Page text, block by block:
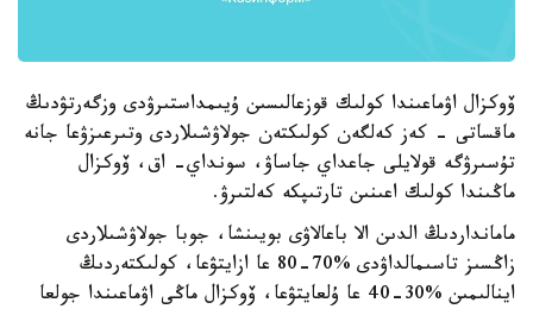
ۆوكزال اۋماعىندا كولىك قوزعالىسىن ۇيىمداستىرۋدى وزگەرتۋدىڭ
ماقساتى - كەز كەلگەن كولىكتەن جولاۋشىلاردى وتىرعىزۋعا جانە
تۇسىرۋگە قولايلى جاعداي جاساۋ، سونداي- اق، ۆوكزال
ماڭىندا كولىك اعىنىن تارتىپكە كەلتىرۋ.
مامانداردىڭ الدىن الا باعالاۋى بويىنشا، جوبا جولاۋشىلاردى
زاڭسىز تاسىمالداۋدى %70-80 عا ازايتۋعا، كولىكتەردىڭ
اينالىمىن %30-40 عا ۇلعايتۋعا، ۆوكزال ماڭى اۋماعىندا جولعا